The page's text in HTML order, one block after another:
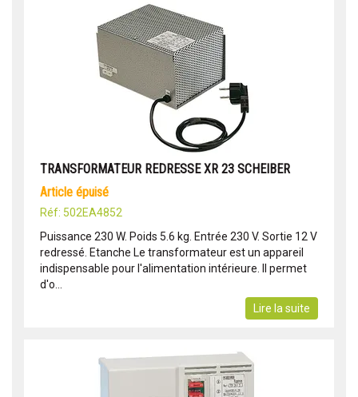
TRANSFORMATEUR REDRESSE XR 23 SCHEIBER
article épuisé
Réf: 502EA4852
Puissance 230 W. Poids 5.6 kg. Entrée 230 V. Sortie 12 V
redressé. Etanche Le transformateur est un appareil
indispensable pour l'alimentation intérieure. Il permet
d'o...
Lire la suite